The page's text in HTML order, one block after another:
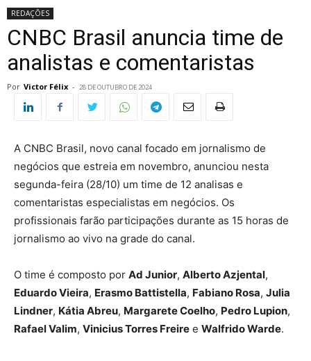
REDAÇÕES
CNBC Brasil anuncia time de
analistas e comentaristas
Por Victor Félix - 28 DE OUTUBRO DE 2024
A CNBC Brasil, novo canal focado em jornalismo de
negócios que estreia em novembro, anunciou nesta
segunda-feira (28/10) um time de 12 analisas e
comentaristas especialistas em negócios. Os
profissionais farão participações durante as 15 horas de
jornalismo ao vivo na grade do canal.
O time é composto por Ad Junior, Alberto Azjental,
Eduardo Vieira, Erasmo Battistella, Fabiano Rosa, Julia
Lindner, Kátia Abreu, Margarete Coelho, Pedro Lupion,
Rafael Valim, Vinicius Torres Freire e Walfrido Warde.